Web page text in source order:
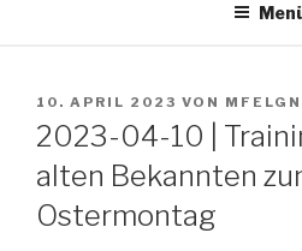
VERÖFFENTLICHT
AM
10. APRIL 2023 VON
2023-04-10 |
alten Bekannten
Ostermontag